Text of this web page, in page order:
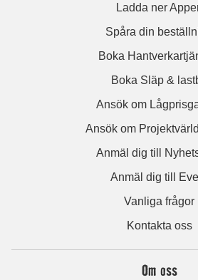
Ladda ner
Spåra din
Boka
Boka Släp &
Ansök om
Ansök om
Anmäl dig till
Anmäl dig till
Vanliga frågor
Kontakta oss
Om oss